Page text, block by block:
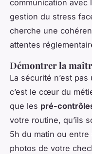
communication avec
gestion du stress
cherche une
attentes
Démontrer la
La sécurité n’est
c’est le cœur du
que les pré-
votre routine, qu’ils
5h du matin ou
photos de votre